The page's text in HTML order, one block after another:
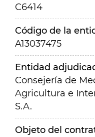
C6414
Código de la
A13037475
Entidad
Consejería de
Agricultura e
S.A.
Objeto del